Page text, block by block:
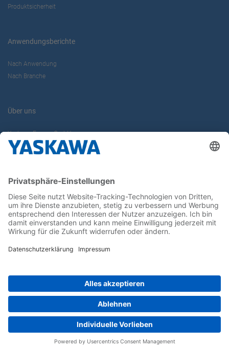
Produktsicherheit
Anwendungsberichte
Nach Anwendung
Nach Branche
Über uns
Yaskawa Europe GmbH
Karriere
Newsletter
Follow us on...
Home Impressum Privacy
Cookie Choices
Whistleblowing
Yaskawa Europe GmbH